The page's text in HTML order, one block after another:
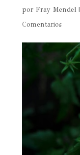
por Fray Mendel|
Comentarios